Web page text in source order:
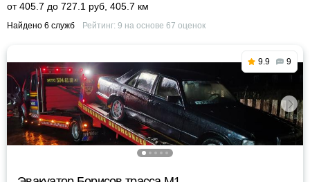
от 405.7 до 727.1 руб 405.7 км
Найдено 6 служб Рейтинг: 9 на основе 67 оценок
9.9 9